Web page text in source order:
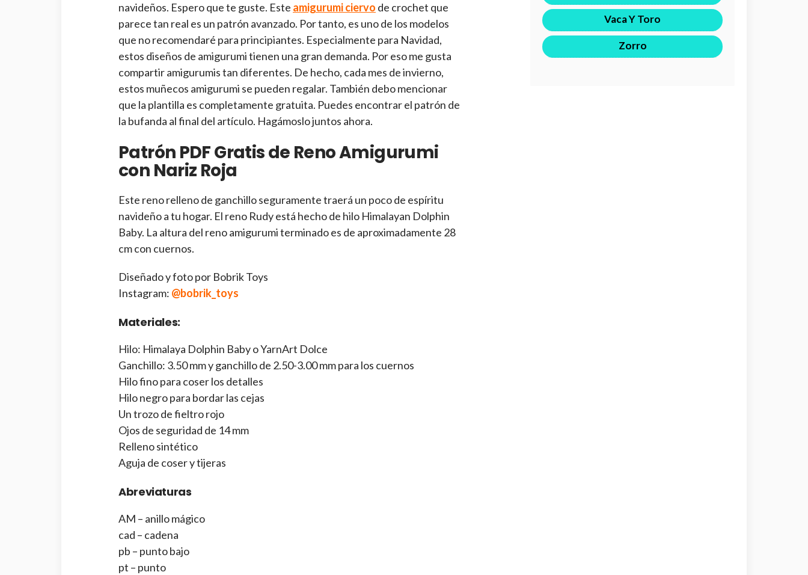
navideños. Espero que te guste. Este amigurumi ciervo de crochet que
parece tan real es un patrón avanzado. Por tanto, es uno de los modelos
que no recomendaré para principiantes. Especialmente para Navidad,
estos diseños de amigurumi tienen una gran demanda. Por eso me gusta
compartir amigurumis tan diferentes. De hecho, cada mes de invierno,
estos muñecos amigurumi se pueden regalar. También debo mencionar
que la plantilla es completamente gratuita. Puedes encontrar el patrón de
la bufanda al final del artículo. Hagámoslo juntos ahora.
Patrón PDF Gratis de Reno Amigurumi
con Nariz Roja
Este reno relleno de ganchillo seguramente traerá un poco de espíritu
navideño a tu hogar. El reno Rudy está hecho de hilo Himalayan Dolphin
Baby. La altura del reno amigurumi terminado es de aproximadamente 28
cm con cuernos.
Diseñado y foto por Bobrik Toys
Instagram: @bobrik_toys
Materiales:
Hilo: Himalaya Dolphin Baby o YarnArt Dolce
Ganchillo: 3.50 mm y ganchillo de 2.50-3.00 mm para los cuernos
Hilo fino para coser los detalles
Hilo negro para bordar las cejas
Un trozo de fieltro rojo
Ojos de seguridad de 14 mm
Relleno sintético
Aguja de coser y tijeras
Abreviaturas
AM – anillo mágico
cad – cadena
pb – punto bajo
pt – punto
Vaca Y Toro
Zorro